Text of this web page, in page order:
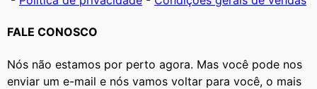
FALE CONOSCO
Nós não estamos por perto agora. Mas você pode nos
enviar um e-mail e nós vamos voltar para você, o mais